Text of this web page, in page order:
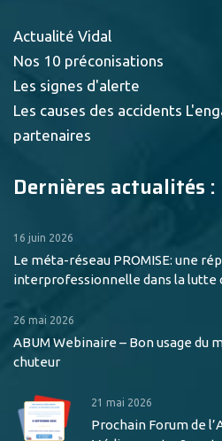
Actualité Vidal
Nos 10 préconisations
Les signes d'alerte
Les causes des accidents
partenaires
Dernières actualités :
16 juin 2026
Le méta-réseau PROMISE: une
interprofessionnelle dans la lutte
26 mai 2026
ABUM Webinaire – Bon usage du
chuteur
21 mai 2026
Prochain Forum de